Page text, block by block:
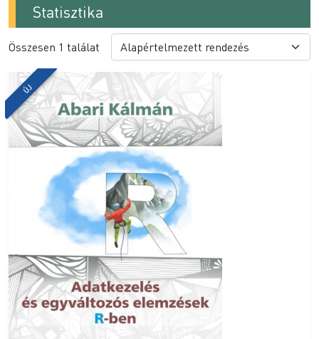
Statisztika
Összesen 1 találat
ÚJ